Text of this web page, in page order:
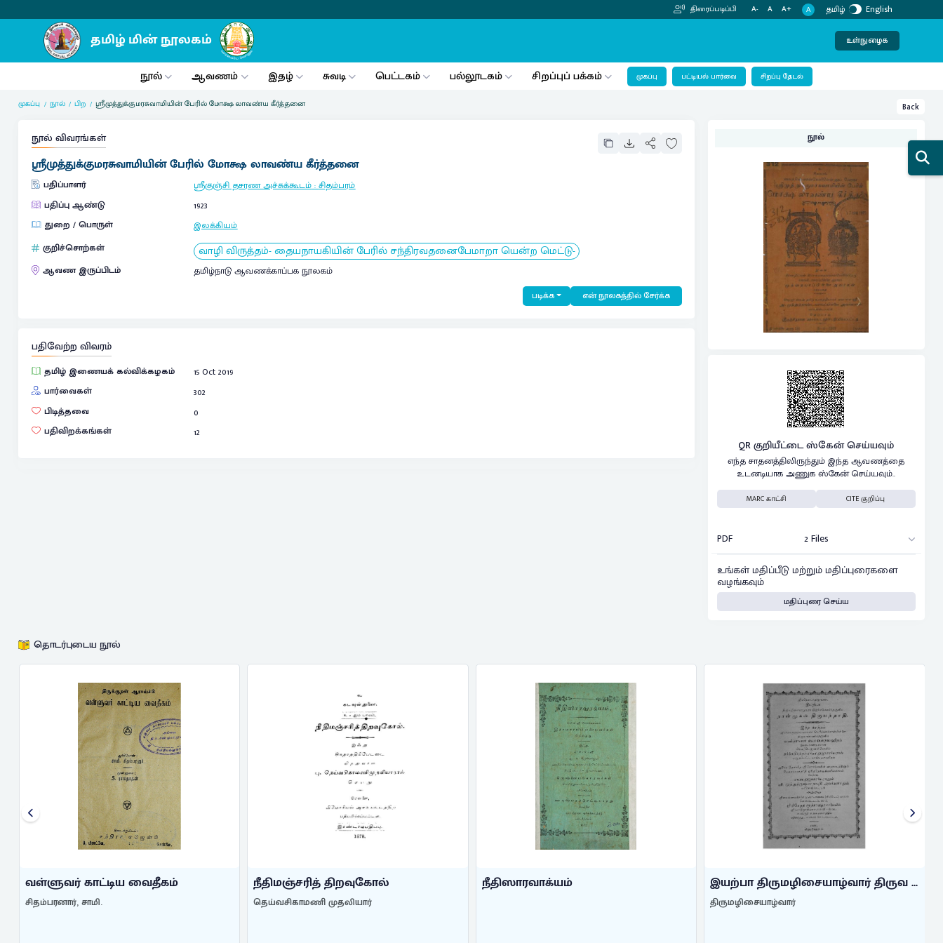
திரைப்படிப்பி A- A A+ A தமிழ் English
உள்நுழைக
நூல் ஆவணம் இதழ் சுவடி பெட்டகம் பல்லூடகம் சிறப்புப் பக்கம் முகப்பு பட்டியல் பார்வை சிறப்பு தேடல்
முகப்பு நூல் பிற ஸ்ரீமுத்துக்குமரசுவாமியின் பேரில் மோக்ஷ லாவண்ய கீர்த்தனை Back
நூல் விவரங்கள்
ஸ்ரீமுத்துக்குமரசுவாமியின் பேரில் மோக்ஷ லாவண்ய கீர்த்தனை
பதிப்பாளர் ஸ்ரீகுஞ்சி தசரண அச்சுக்கூடம்:சிதம்பரம்
பதிப்பு ஆண்டு
1923
துறை / பொருள்
இலக்கியம்
குறிச்சொற்கள்
வாழி விருத்தம்- தையநாயகியின் பேரில் சந்திரவதனைபேமாறா யென்ற மெட்டு-
ஆவண இருப்பிடம் தமிழ்நாடு ஆவணக்காப்பக நூலகம்
படிக்க என் நூலகத்தில் சேர்க்க
பதிவேற்ற விவரம்
தமிழ் இணையக் கல்விக்கழகம்
15 Oct 2019
பார்வைகள்
302
பிடித்தவை
0
பதிவிறக்கங்கள்
12
நூல்
QR குறியீட்டை ஸ்கேன் செய்யவும்
எந்த சாதனத்திலிருந்தும் இந்த ஆவணத்தை
உடனடியாக அணுக ஸ்கேன் செய்யவும்..
MARC காட்சி CITE குறிப்பு
PDF 2 Files
உங்கள் மதிப்பீடு மற்றும் மதிப்புரைகளை
வழங்கவும்
மதிப்புரை செய்ய
தொடர்புடைய நூல்
வள்ளுவர் காட்டிய வைதீகம்
சிதம்பரனார், சாமி.
நீதிமஞ்சரித் திறவுகோல்
தெய்வசிகாமணி முதலியார்
நீதிஸாரவாக்யம் இயற்பா திருமழிசையாழ்வார் திருவ ...
திருமழிசையாழ்வார்